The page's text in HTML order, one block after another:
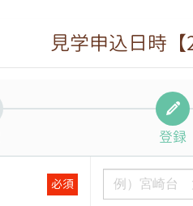
見学申込日時
登録
必須